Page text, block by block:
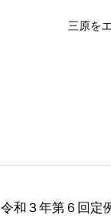
三原を
令和３年第６回定